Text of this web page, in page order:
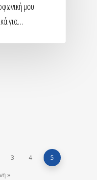
μου
για…
3 4 5
»